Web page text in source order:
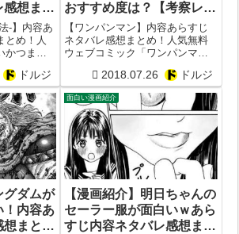
感想まと
察レビ
-】内容あ
とめ！人
つまら
はビッグ
。出版社
青春漫
ドルジ
おすすめ度は？【考察レビ
ューまとめ】
【ワンパンマン】内容あらすじ
ネタバレ感想まとめ！人気無料
ウェブコミック「ワンパンマ
か徹底考察してみた！作者は
ONE,村田雄介。掲載サイトはと
なりのヤングジャンプ。出版社
は集英社。ジャンルはヒーロー
漫画。
2018.07.26 ドルジ
グダムが
！内容あ
想まと
面白い漫画紹介
【漫画紹介】明日ちゃんの
セーラー服が面白いｗあら
すじ内容ネタバレ感想まと